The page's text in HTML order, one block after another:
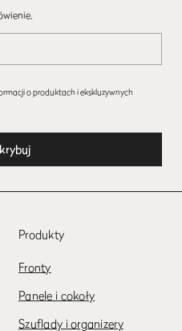
o produktach i ekskluzywnych
Produkty
Fronty
Panele i cokoły
Szuflady i organizery